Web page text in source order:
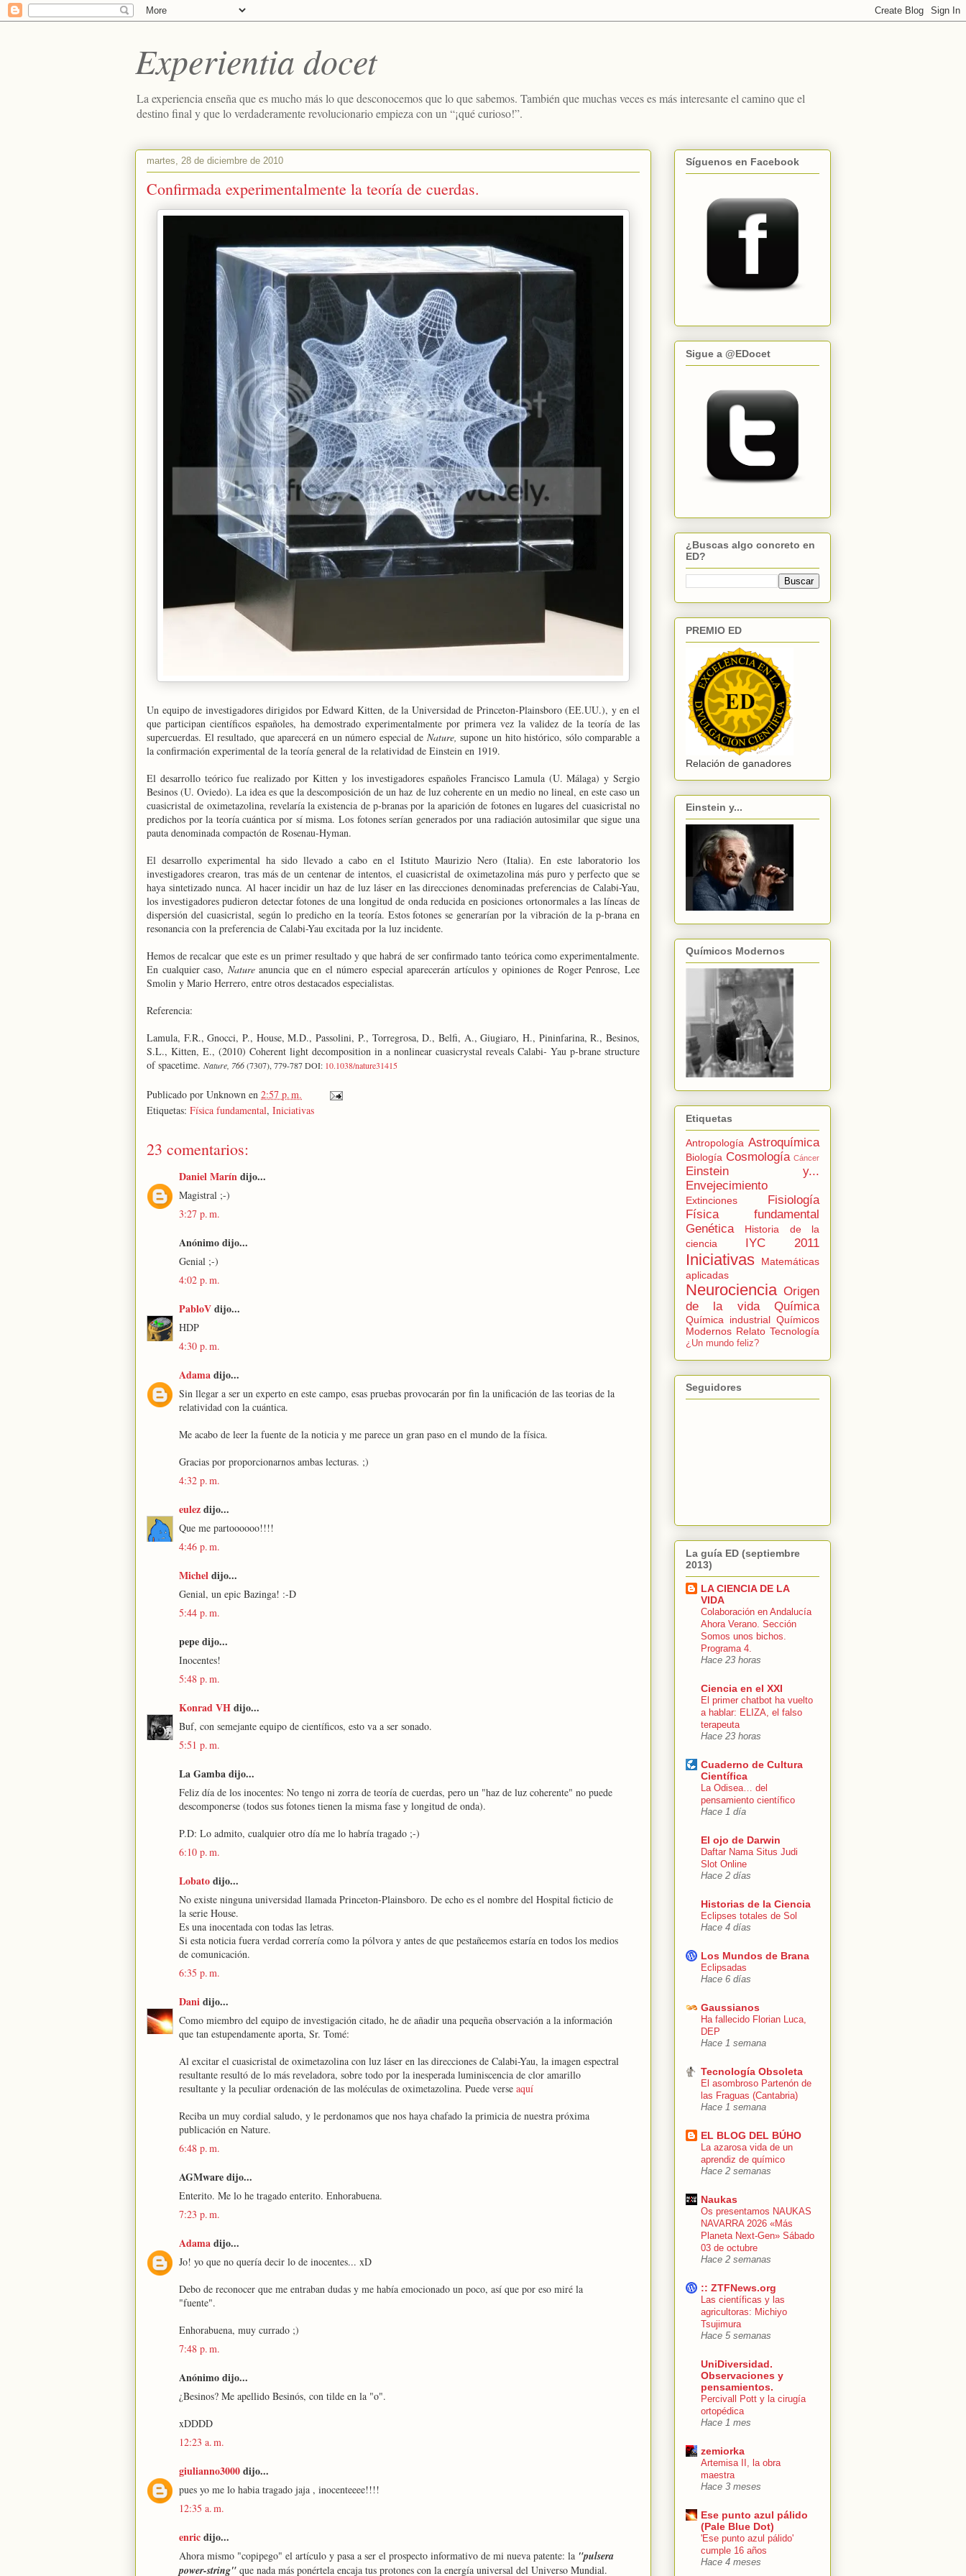
Experientia docet
La experiencia enseña que es mucho más lo que desconocemos que lo que sabemos. También que muchas veces es más interesante el camino que el
destino final y que lo verdaderamente revolucionario empieza con un “¡qué curioso!”.
martes, 28 de diciembre de 2010
Confirmada experimentalmente la teoría de cuerdas.
Un equipo de investigadores dirigidos por Edward Kitten, de la Universidad de Princeton-Plainsboro (EE.UU.), y en el
que participan científicos españoles, ha demostrado experimentalmente por primera vez la validez de la teoría de las
supercuerdas. El resultado, que aparecerá en un número especial de Nature,supone un hito histórico, sólo comparable a
la confirmación experimental de la teoría general de la relatividad de Einstein en 1919.
El desarrollo teórico fue realizado por Kitten y los investigadores españoles Francisco Lamula (U. Málaga) y Sergio
Besinos (U. Oviedo). La idea es que la descomposición de un haz de luz coherente en un medio no lineal, en este caso un
cuasicristal de oximetazolina, revelaría la existencia de p-branas por la aparición de fotones en lugares del cuasicristal no
predichos por la teoría cuántica por sí misma. Los fotones serían generados por una radiación autosimilar que sigue una
pauta denominada compactón de Rosenau-Hyman.
El desarrollo experimental ha sido llevado a cabo en el Istituto Maurizio Nero (Italia). En este laboratorio los
investigadores crearon, tras más de un centenar de intentos, el cuasicristal de oximetazolina más puro y perfecto que se
haya sintetizado nunca. Al hacer incidir un haz de luz láser en las direcciones denominadas preferencias de Calabi-Yau,
los investigadores pudieron detectar fotones de una longitud de onda reducida en posiciones ortonormales a las líneas de
dispersión del cuasicristal, según lo predicho en la teoría. Estos fotones se generarían por la vibración de la p-brana en
resonancia con la preferencia de Calabi-Yau excitada por la luz incidente.
Hemos de recalcar que este es un primer resultado y que habrá de ser confirmado tanto teórica como experimentalmente.
En cualquier caso, Natureanuncia que en el número especial aparecerán artículos y opiniones de Roger Penrose, Lee
Smolin y Mario Herrero, entre otros destacados especialistas.
Referencia:
Lamula, F.R., Gnocci, P., House, M.D., Passolini, P., Torregrosa, D., Belfi, A., Giugiaro, H., Pininfarina, R., Besinos,
S.L., Kitten, E., (2010) Coherent light decomposition in a nonlinear cuasicrystal reveals Calabi- Yau p-brane structure
of spacetime. Nature, 766(7307), 779-787 DOI: 10.1038/nature31415
Publicado por Unknown en 2:57 p. m.
Etiquetas: Física fundamental, Iniciativas
23 comentarios:
Daniel Maríndijo...
Magistral ;-)
3:27 p. m.
Anónimo dijo...
Genial ;-)
4:02 p. m.
PabloVdijo...
HDP
4:30 p. m.
Adamadijo...
Sin llegar a ser un experto en este campo, esas pruebas provocarán por fin la unificación de las teorias de la
relatividad con la cuántica.
Me acabo de leer la fuente de la noticia y me parece un gran paso en el mundo de la física.
Gracias por proporcionarnos ambas lecturas. ;)
4:32 p. m.
eulezdijo...
Que me partoooooo!!!!
4:46 p. m.
Micheldijo...
Genial, un epic Bazinga! :-D
5:44 p. m.
pepe dijo...
Inocentes!
5:48 p. m.
Konrad VHdijo...
Buf, con semejante equipo de científicos, esto va a ser sonado.
5:51 p. m.
La Gamba dijo...
Feliz día de los inocentes: No tengo ni zorra de teoría de cuerdas, pero un "haz de luz coherente" no puede
descomponerse (todos sus fotones tienen la misma fase y longitud de onda).
P.D: Lo admito, cualquier otro día me lo habría tragado ;-)
6:10 p. m.
Lobatodijo...
No existe ninguna universidad llamada Princeton-Plainsboro. De echo es el nombre del Hospital ficticio de
la serie House.
Es una inocentada con todas las letras.
Si esta noticia fuera verdad correría como la pólvora y antes de que pestañeemos estaría en todos los medios
de comunicación.
6:35 p. m.
Danidijo...
Como miembro del equipo de investigación citado, he de añadir una pequeña observación a la información
que tan estupendamente aporta, Sr. Tomé:
Al excitar el cuasicristal de oximetazolina con luz láser en las direcciones de Calabi-Yau, la imagen espectral
resultante resultó de lo más reveladora, sobre todo por la inesperada luminiscencia de clor amarillo
resultante y la peculiar ordenación de las moléculas de oximetazolina. Puede verse aquí
Reciba un muy cordial saludo, y le perdonamos que nos haya chafado la primicia de nuestra próxima
publicación en Nature.
6:48 p. m.
AGMware dijo...
Enterito. Me lo he tragado enterito. Enhorabuena.
7:23 p. m.
Adamadijo...
Jo! yo que no quería decir lo de inocentes... xD
Debo de reconocer que me entraban dudas y me había emocionado un poco, así que por eso miré la
"fuente".
Enhorabuena, muy currado ;)
7:48 p. m.
Anónimo dijo...
¿Besinos? Me apellido Besinós, con tilde en la "o".
xDDDD
12:23 a. m.
giulianno3000dijo...
pues yo me lo habia tragado jaja , inocenteeee!!!!
12:35 a. m.
enricdijo...
Ahora mismo "copipego" el artículo y pasa a ser el prospecto informativo de mi nueva patente: la "pulsera
power-string" que nada más ponértela encaja tus protones con la energía universal del Universo Mundial.
Síguenos en Facebook
Sigue a @EDocet
¿Buscas algo concreto en
ED?
PREMIO ED
Relación de ganadores
Einstein y...
Químicos Modernos
Etiquetas
Antropología Astroquímica
Biología Cosmología Cáncer
Einstein y...
Envejecimiento
Extinciones
Fisiología
Física fundamental
Genética
Historia de la
ciencia
IYC 2011
Iniciativas
Matemáticas
aplicadas
Neurociencia Origen
de la vida
Química
Química industrial Químicos
Modernos Relato Tecnología
¿Un mundo feliz?
Seguidores
La guía ED (septiembre
2013)
LA CIENCIA DE LA
VIDA
Colaboración en Andalucía
Ahora Verano. Sección
Somos unos bichos.
Programa 4.
Hace 23 horas
Ciencia en el XXI
El primer chatbot ha vuelto
a hablar: ELIZA, el falso
terapeuta
Hace 23 horas
Cuaderno de Cultura
Científica
La Odisea… del
pensamiento científico
Hace 1 día
El ojo de Darwin
Daftar Nama Situs Judi
Slot Online
Hace 2 días
Historias de la Ciencia
Eclipses totales de Sol
Hace 4 días
Los Mundos de Brana
Eclipsadas
Hace 6 días
Gaussianos
Ha fallecido Florian Luca,
DEP
Hace 1 semana
Tecnología Obsoleta
El asombroso Partenón de
las Fraguas (Cantabria)
Hace 1 semana
EL BLOG DEL BÚHO
La azarosa vida de un
aprendiz de químico
Hace 2 semanas
Naukas
Os presentamos NAUKAS
NAVARRA 2026 «Más
Planeta Next-Gen» Sábado
03 de octubre
Hace 2 semanas
:: ZTFNews.org
Las científicas y las
agricultoras: Michiyo
Tsujimura
Hace 5 semanas
UniDiversidad.
Observaciones y
pensamientos.
Percivall Pott y la cirugía
ortopédica
Hace 1 mes
zemiorka
Artemisa II, la obra
maestra
Hace 3 meses
Ese punto azul pálido
(Pale Blue Dot)
'Ese punto azul pálido'
cumple 16 años
Hace 4 meses